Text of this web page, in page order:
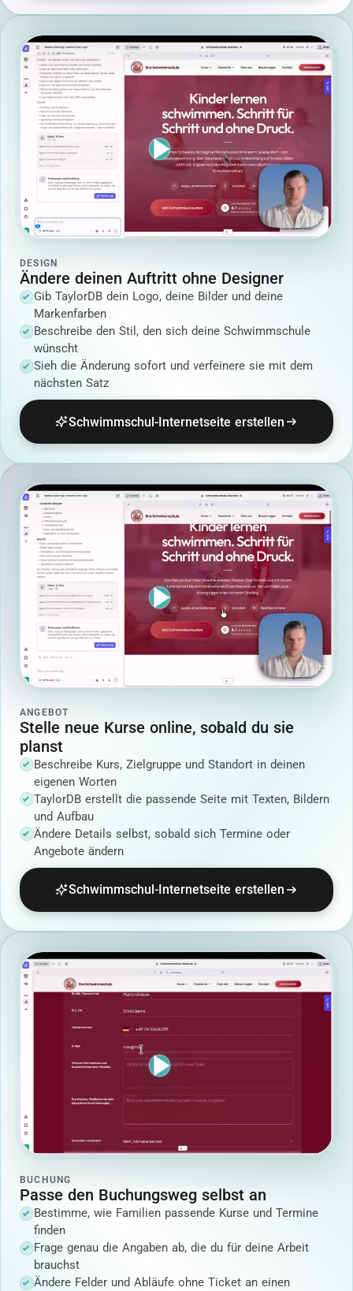
DESIGN
Ändere deinen Auftritt ohne Designer
Gib TaylorDB dein Logo, deine Bilder und deine
Markenfarben
Beschreibe den Stil, den sich deine Schwimmschule
wünscht
Sieh die Änderung sofort und verfeinere sie mit dem
nächsten Satz
Schwimmschul-Internetseite erstellen
ANGEBOT
Stelle neue Kurse online, sobald du sie
planst
Beschreibe Kurs, Zielgruppe und Standort in deinen
eigenen Worten
TaylorDB erstellt die passende Seite mit Texten, Bildern
und Aufbau
Ändere Details selbst, sobald sich Termine oder
Angebote ändern
Schwimmschul-Internetseite erstellen
BUCHUNG
Passe den Buchungsweg selbst an
Bestimme, wie Familien passende Kurse und Termine
finden
Frage genau die Angaben ab, die du für deine Arbeit
brauchst
Ändere Felder und Abläufe ohne Ticket an einen